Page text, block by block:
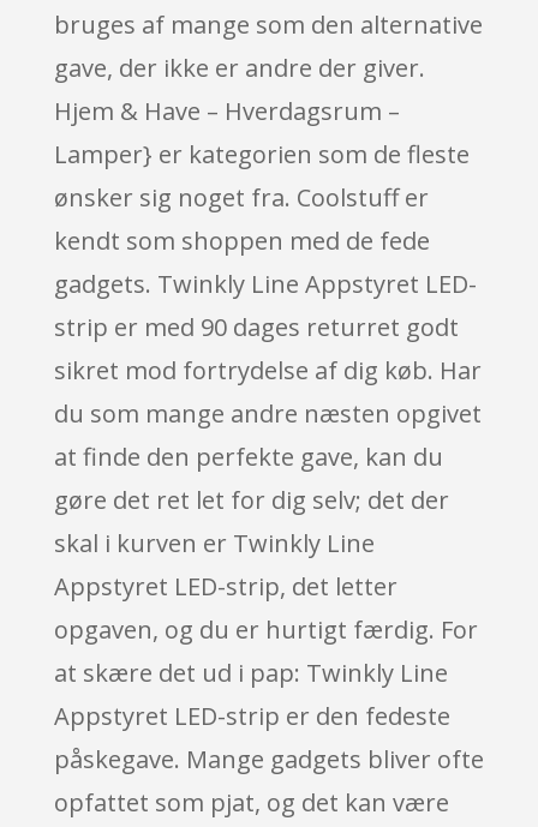
bruges af mange som den alternative
gave, der ikke er andre der giver.
Hjem & Have – Hverdagsrum –
Lamper} er kategorien som de fleste
ønsker sig noget fra. Coolstuff er
kendt som shoppen med de fede
gadgets. Twinkly Line Appstyret LED-
strip er med 90 dages returret godt
sikret mod fortrydelse af dig køb. Har
du som mange andre næsten opgivet
at finde den perfekte gave, kan du
gøre det ret let for dig selv; det der
skal i kurven er Twinkly Line
Appstyret LED-strip, det letter
opgaven, og du er hurtigt færdig. For
at skære det ud i pap: Twinkly Line
Appstyret LED-strip er den fedeste
påskegave. Mange gadgets bliver ofte
opfattet som pjat, og det kan være